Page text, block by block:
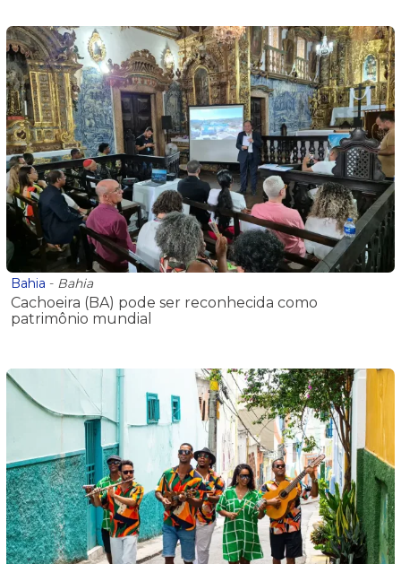
Bahia - Bahia
Cachoeira (BA) pode ser reconhecida como
patrimônio mundial